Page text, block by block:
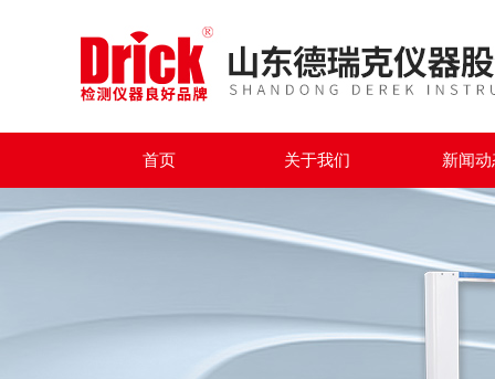
首页 关于我们 新闻动